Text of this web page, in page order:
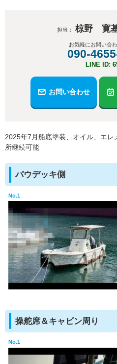
担当： 椋野 寛基
お気軽にお問い合
090-
LINE ID:
お問い合わせ
2025年7月船底塗装、オイル、エ
所継続可能
バウデッキ側
No.1
操舵席＆キャビン周り
No.1